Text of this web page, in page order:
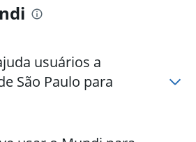
usuários a
São Paulo para